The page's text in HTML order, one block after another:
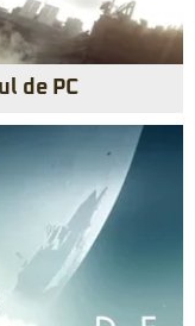
de PC